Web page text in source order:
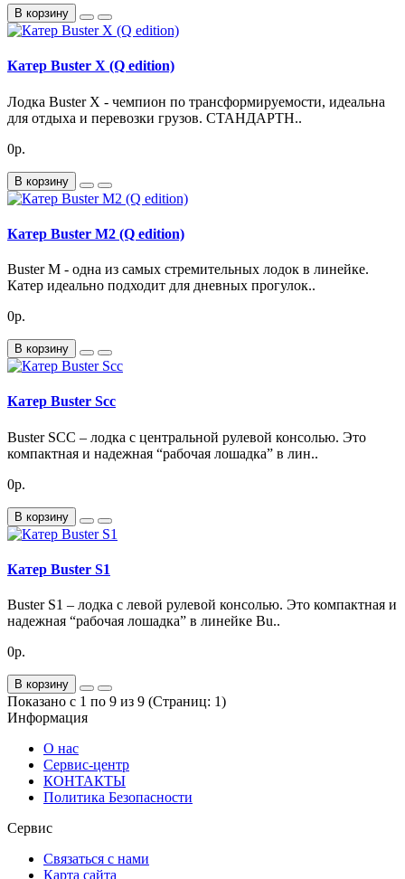
В корзину
Катер Buster X (Q edition)
Лодка Buster X - чемпион по трансформируемости, идеальна
для отдыха и перевозки грузов. СТАНДАРТН..
0р.
В корзину
Катер Buster M2 (Q edition)
Buster M - одна из самых стремительных лодок в линейке.
Катер идеально подходит для дневных прогулок..
0р.
В корзину
Катер Buster Scc
Buster SCC – лодка с центральной рулевой консолью. Это
компактная и надежная “рабочая лошадка” в лин..
0р.
В корзину
Катер Buster S1
Buster S1 – лодка с левой рулевой консолью. Это компактная и
надежная “рабочая лошадка” в линейке Bu..
0р.
В корзину
Показано с 1 по 9 из 9 (Страниц: 1)
Информация
О нас
Сервис-центр
КОНТАКТЫ
Политика Безопасности
Сервис
Связаться с нами
Карта сайта